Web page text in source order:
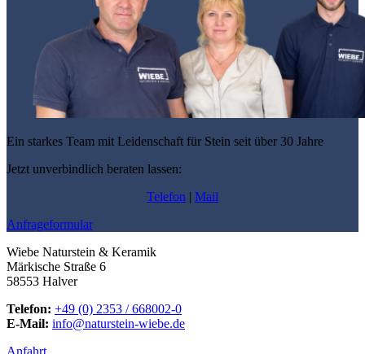
Ein starkes Team mit Leidenschaft für Stein seit über 30 Jahre
Jetzt unverbindlich beraten lassen:
Telefon | Mail
Anfrageformular
Wiebe Naturstein & Keramik
Märkische Straße 6
58553 Halver
Telefon: +49 (0) 2353 / 668002-0
E-Mail: info@naturstein-wiebe.de
Anfahrt